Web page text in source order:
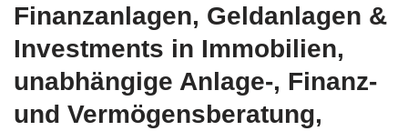
Finanzanlagen, Geldanlagen &
Investments in Immobilien,
unabhängige Anlage-, Finanz-
und Vermögensberatung,